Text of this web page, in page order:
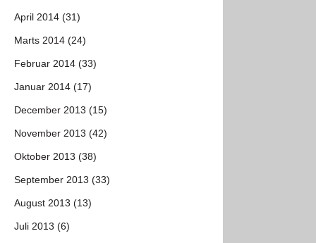
April 2014 (31)
Marts 2014 (24)
Februar 2014 (33)
Januar 2014 (17)
December 2013 (15)
November 2013 (42)
Oktober 2013 (38)
September 2013 (33)
August 2013 (13)
Juli 2013 (6)